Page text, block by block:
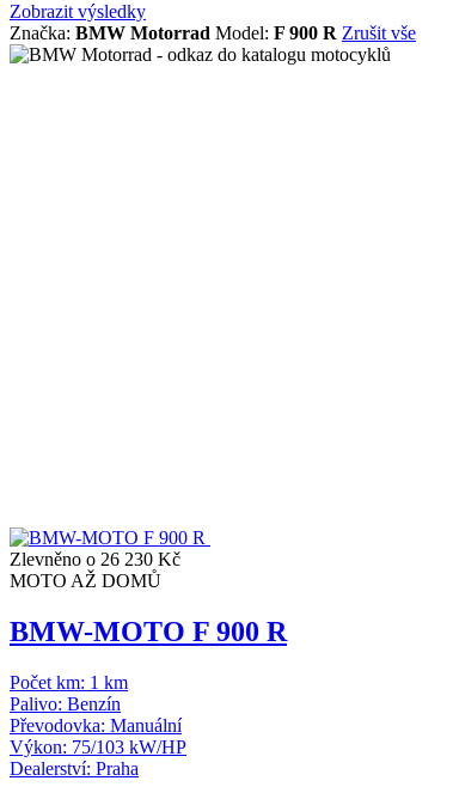
Zobrazit výsledky
Značka: BMW Motorrad Model: F 900 R Zrušit vše
Zlevněno o 26 230 Kč
MOTO AŽ DOMŮ
BMW-MOTO F 900 R
Počet km: 1 km
Palivo: Benzín
Převodovka: Manuální
Výkon: 75/103 kW/HP
Dealerství: Praha